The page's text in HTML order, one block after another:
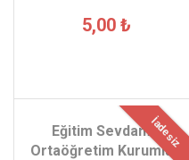
5,00 ₺
İadesiz
Eğitim Sevdamız
Ortaöğretim Kurumları